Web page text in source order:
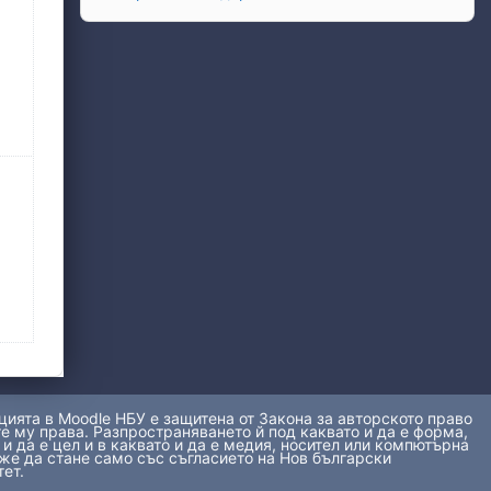
в Moodle НБУ е защитена от Закона за авторското право
му права. Разпространяването й под каквато и да е форма,
и да е цел и в каквато и да е медия, носител или компютърна
да стане само със съгласието на Нов български